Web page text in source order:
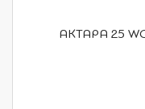
АКТАРА 25